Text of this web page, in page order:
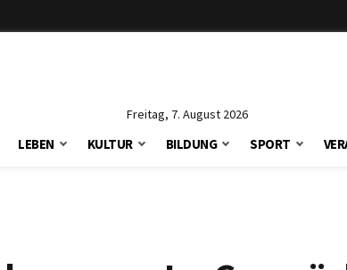
Freitag, 7. August 2026
LEBEN KULTUR BILDUNG SPORT